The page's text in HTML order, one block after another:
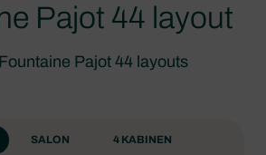
Pajot 44 layout
Pajot 44 layouts
SALON 4 KABINEN